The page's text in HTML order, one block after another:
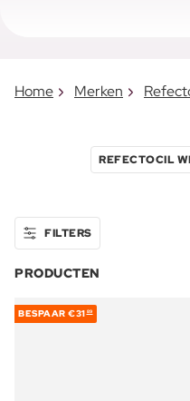
Home Merken
REFECTOCIL
FILTERS
PRODUCTEN
BESPAAR €31 89